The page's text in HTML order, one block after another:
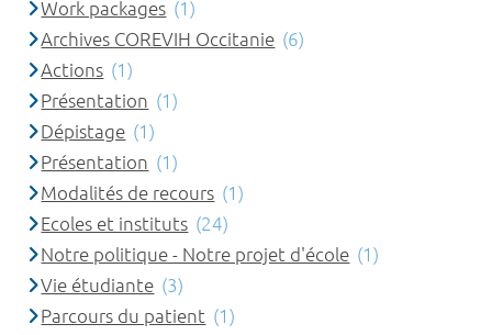
Work packages (1)
Archives COREVIH Occitanie (6)
Actions (1)
Présentation (1)
Dépistage (1)
Présentation (1)
Modalités de recours (1)
Ecoles et instituts (24)
Notre politique - Notre projet d'école (1)
Vie étudiante (3)
Parcours du patient (1)